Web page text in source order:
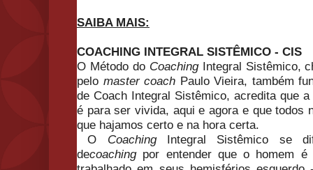
SAIBA MAIS:
COACHING INTEGRAL SISTÊMICO - CIS
O Método do Coaching Integral Sistêmico,
pelo master coach Paulo Vieira, também
de Coach Integral Sistêmico, acredita que
é para ser vivida, aqui e agora e que todos
que hajamos certo e na hora certa.
O
Coaching
Integral Sistêmico se
decoaching por entender que o homem é